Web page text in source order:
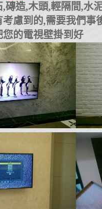
磚造,木頭,輕隔間,水
慮到的,需要我們事
的電視壁掛到好